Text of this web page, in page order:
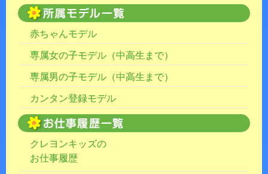
赤ちゃんモデル
専属女の子モデル（中高生まで）
専属男の子モデル（中高生まで）
カンタン登録モデル
クレヨンキッズの
お仕事履歴